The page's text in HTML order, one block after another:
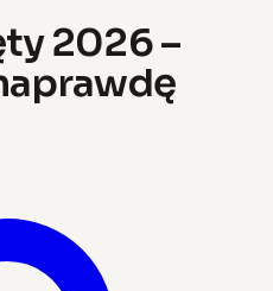
2026 –